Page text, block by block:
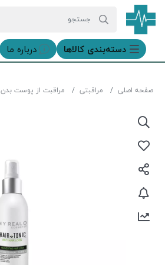
دسته‌بندی‌ کالاها درباره ما
صفحه اصلی مراقبتی مراقبت از پوست بدن